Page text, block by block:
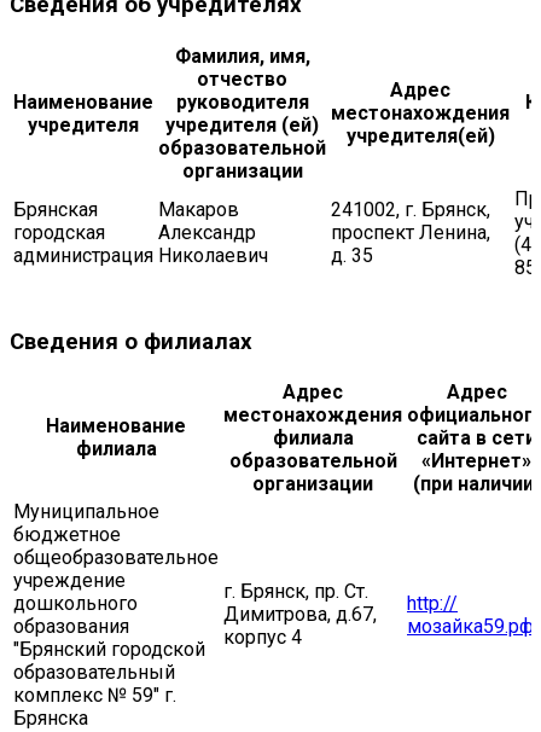
Наименование
учредителя
Фамилия, имя,
отчество
руководителя
учредителя (ей)
образовательной
организации
Адрес
местонахождения
учредителя(ей)
Брянская
городская
администрация
Макаров
Александр
Николаевич
241002, г. Брянск,
проспект Ленина,
д. 35
85
Сведения о филиалах
Наименование
филиала
Адрес
местонахождения
филиала
образовательной
организации
Адрес
сайта в сети
«Интернет»
(при наличии)
Муниципальное
бюджетное
общеобразовательное
учреждение
дошкольного
образования
"Брянский городской
образовательный
комплекс № 59" г.
Брянска
г. Брянск, пр. Ст.
Димитрова, д.67,
корпус 4
http://
мозайка59.рф/